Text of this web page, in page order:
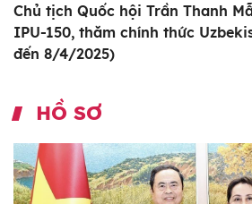
Chủ tịch Quốc hội Trần Thanh
IPU-150, thăm chính thức
đến 8/4/2025)
HỒ SƠ